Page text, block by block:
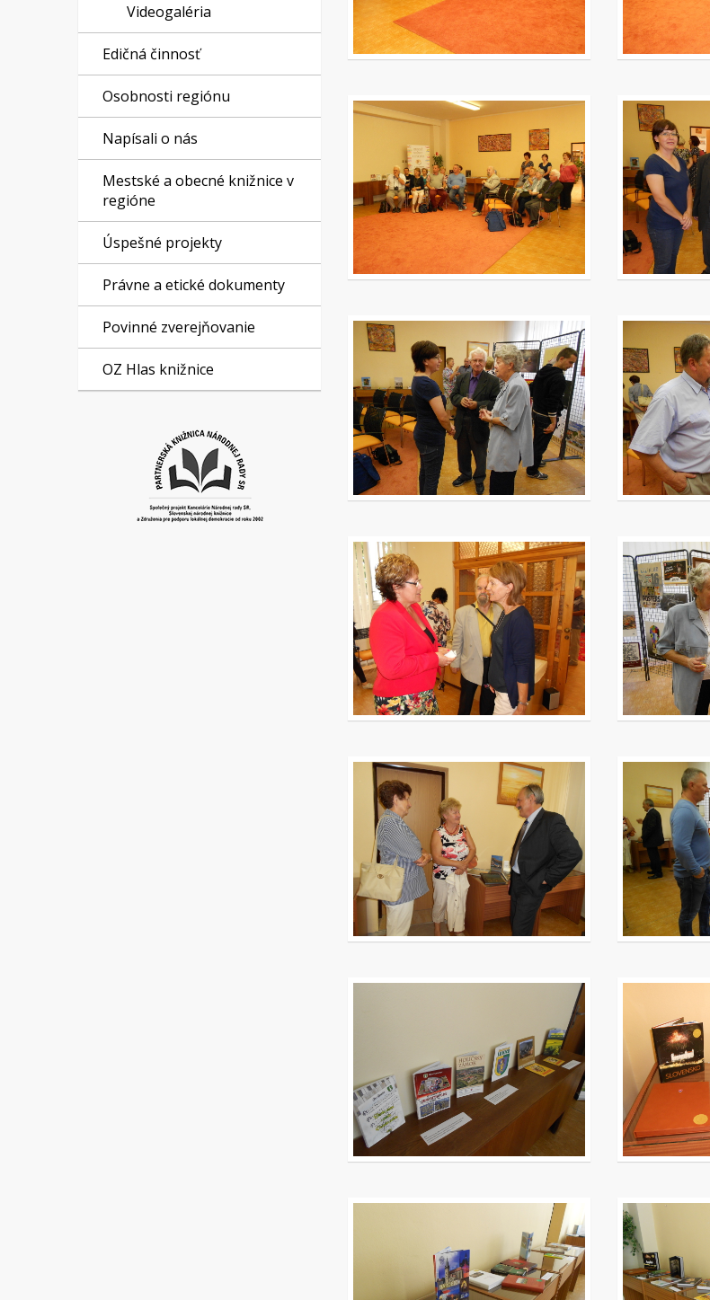
Videogaléria
Edičná činnosť
Osobnosti regiónu
Napísali o nás
Mestské a obecné knižnice v
regióne
Úspešné projekty
Právne a etické dokumenty
Povinné zverejňovanie
OZ Hlas knižnice